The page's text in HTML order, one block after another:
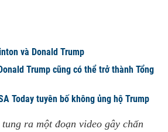
và Donald Trump
Trump cũng có thể trở thành Tổng
Today tuyên bố không ủng hộ Trump
ra một đoạn video gây chấn